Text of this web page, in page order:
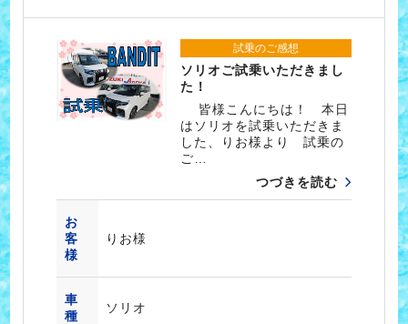
試乗のご感想
ソリオご試乗いただきまし
た！
皆様こんにちは！ 本日
はソリオを試乗いただきま
した、りお様より 試乗の
ご…
つづきを読む
お
客
様
りお様
車
種
ソリオ